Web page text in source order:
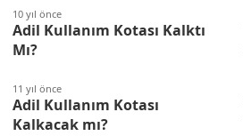
10 yıl önce
Adil Kullanım Kotası Kalktı
Mı?
11 yıl önce
Adil Kullanım Kotası
Kalkacak mı?